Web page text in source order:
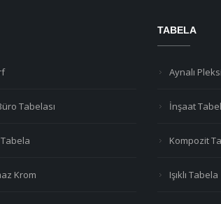
Tabelası
Krom
TABELA
Aynalı
İnşaat
Kompozit
Işıklı Tabela